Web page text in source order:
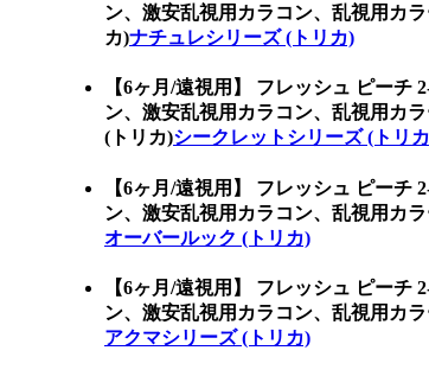
ン、激安乱視用カラコン、乱視用カ
カ)ナチュレシリーズ (トリカ)
【6ヶ月/遠視用】 フレッシュ ピーチ
ン、激安乱視用カラコン、乱視用カ
(トリカ)シークレットシリーズ (トリ
【6ヶ月/遠視用】 フレッシュ ピーチ
ン、激安乱視用カラコン、乱視用カ
オーバールック (トリカ)
【6ヶ月/遠視用】 フレッシュ ピーチ
ン、激安乱視用カラコン、乱視用カ
アクマシリーズ (トリカ)